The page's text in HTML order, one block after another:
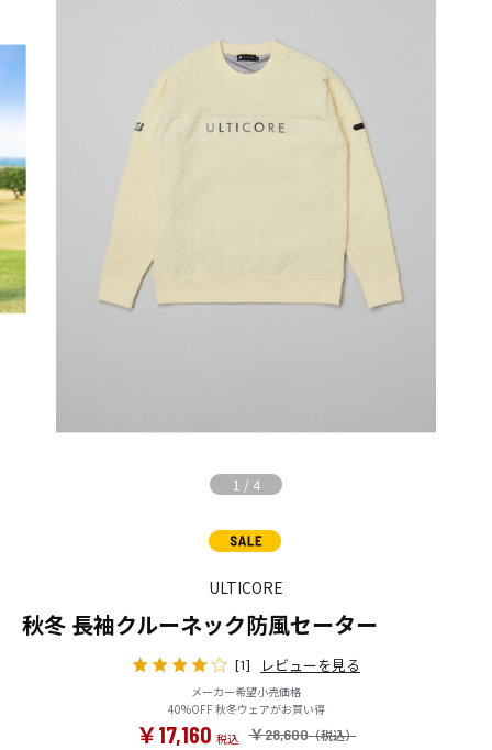
1 / 4
ULTICORE
秋冬 長袖クルーネック防風セーター
[1] レビューを見る
メーカー希望小売価格
40%OFF 秋冬ウェアがお買い得
￥28,600
￥17,160